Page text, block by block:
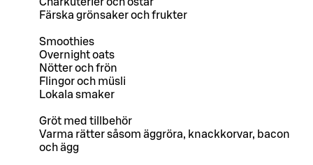
Charkuterier och ostar
Färska grönsaker och frukter
Smoothies
Overnight oats
Nötter och frön
Flingor och müsli
Lokala smaker
Gröt med tillbehör
Varma rätter såsom äggröra, knackkorvar, bacon
och ägg